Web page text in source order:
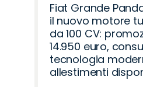
Fiat Grande
il nuovo motore
da 100 CV:
14.950 euro,
tecnologia
allestimenti